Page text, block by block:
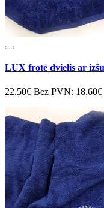
LUX frotē dvielis ar
22.50€ Bez PVN: 18.60€